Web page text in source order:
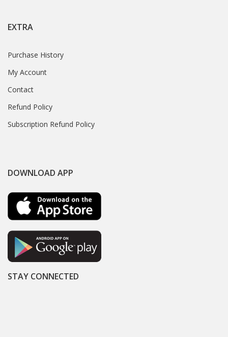
EXTRA
Purchase History
My Account
Contact
Refund Policy
Subscription Refund Policy
DOWNLOAD APP
STAY CONNECTED